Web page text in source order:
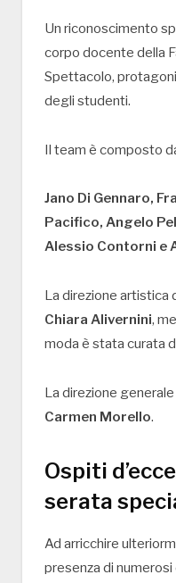
Un riconoscimento
corpo docente della
Spettacolo,
degli studenti.
Il team è composto
Jano Di Gennaro,
Pacifico, Angelo
Alessio Contorni e
La direzione artistica
Chiara Alivernini,
moda è stata curata
La direzione
Carmen Morello.
Ospiti
serata
Ad arricchire
presenza di